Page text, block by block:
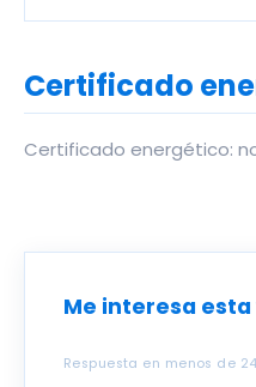
Certificado
Certificado energético:
Me interesa
Respuesta en menos de